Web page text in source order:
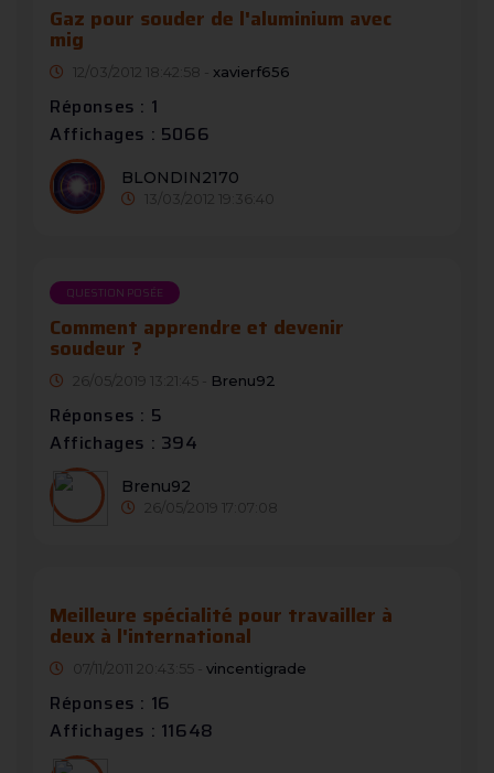
Gaz pour souder de l'aluminium avec
mig
12/03/2012 18:42:58 - xavierf656
Réponses : 1
Affichages : 5066
BLONDIN2170
13/03/2012 19:36:40
QUESTION POSÉE
Comment apprendre et devenir
soudeur ?
26/05/2019 13:21:45 - Brenu92
Réponses : 5
Affichages : 394
Brenu92
26/05/2019 17:07:08
Meilleure spécialité pour travailler à
deux à l'international
07/11/2011 20:43:55 - vincentigrade
Réponses : 16
Affichages : 11648